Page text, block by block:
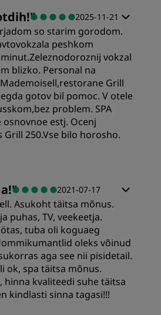
" 2025-11-21
so starim gorodom.
peshkom
vokzal
blizko. Personal na
Grill
gotov bil pomoc. V otele
problem. SPA
estj. Ocenj
Grill 250.Vse bilo horosho.
" 2021-07-17
Asukoht täitsa mõnus.
puhas, TV, veekeetja.
tuba oli koguaeg
oleks võinud
aga see nii pisidetail.
ok, spa täitsa mõnus.
hinna kvaliteedi suhe täitsa
kindlasti sinna tagasi!!!